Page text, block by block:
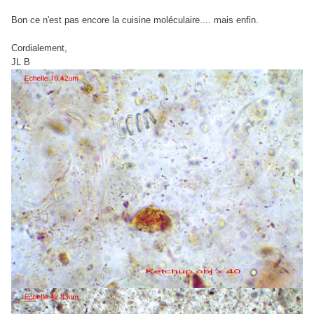
Bon ce n'est pas encore la cuisine moléculaire.... mais enfin.
Cordialement,
JL B